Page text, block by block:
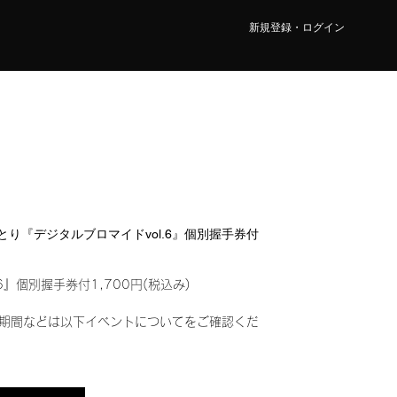
新規登録・ログイン
り『デジタルブロマイドvol.6』個別握手券付
』個別握手券付1,700円(税込み)
間などは以下イベントについてをご確認くだ